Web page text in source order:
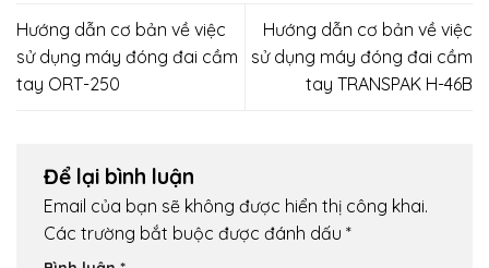
Hướng dẫn cơ bản về việc
sử dụng máy đóng đai cầm
tay ORT-250
Hướng dẫn cơ bản về việc
sử dụng máy đóng đai cầm
tay TRANSPAK H-46B
Để lại bình luận
Email của bạn sẽ không được hiển thị công khai.
Các trường bắt buộc được đánh dấu *